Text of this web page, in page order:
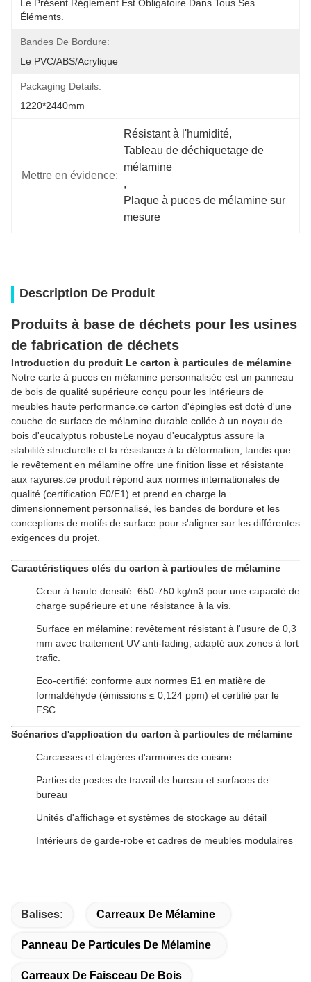
Le Présent Règlement Est Obligatoire Dans Tous Ses
Éléments.
Bandes De Bordure:
Le PVC/ABS/acrylique
Packaging Details:
1220*2440mm
Mettre en évidence:
Résistant à l'humidité,
Tableau de déchiquetage de
mélamine
,
Plaque à puces de mélamine sur
mesure
Description De Produit
Produits à base de déchets pour les usines
de fabrication de déchets
Introduction du produit Le carton à particules de mélamine
Notre carte à puces en mélamine personnalisée est un panneau
de bois de qualité supérieure conçu pour les intérieurs de
meubles haute performance.ce carton d'épingles est doté d'une
couche de surface de mélamine durable collée à un noyau de
bois d'eucalyptus robusteLe noyau d'eucalyptus assure la
stabilité structurelle et la résistance à la déformation, tandis que
le revêtement en mélamine offre une finition lisse et résistante
aux rayures.ce produit répond aux normes internationales de
qualité (certification E0/E1) et prend en charge la
dimensionnement personnalisé, les bandes de bordure et les
conceptions de motifs de surface pour s'aligner sur les différentes
exigences du projet.
Caractéristiques clés du carton à particules de mélamine
Cœur à haute densité: 650-750 kg/m3 pour une capacité de
charge supérieure et une résistance à la vis.
Surface en mélamine: revêtement résistant à l'usure de 0,3
mm avec traitement UV anti-fading, adapté aux zones à fort
trafic.
Eco-certifié: conforme aux normes E1 en matière de
formaldéhyde (émissions ≤ 0,124 ppm) et certifié par le
FSC.
Scénarios d'application du carton à particules de mélamine
Carcasses et étagères d'armoires de cuisine
Parties de postes de travail de bureau et surfaces de
bureau
Unités d'affichage et systèmes de stockage au détail
Intérieurs de garde-robe et cadres de meubles modulaires
Balises: Carreaux De Mélamine
Panneau De Particules De Mélamine
Carreaux De Faisceau De Bois